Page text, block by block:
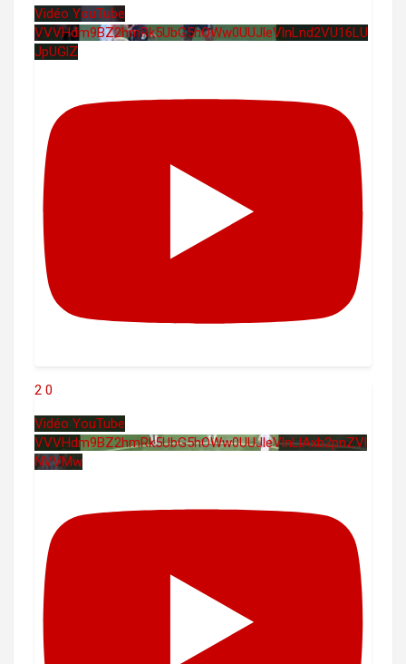
Vidéo YouTube
VVVHdm9BZ2hmRk5UbG5hOWw0UUJleVlnLnd2VU16LU
JpUGlZ
2 0
Vidéo YouTube
VVVHdm9BZ2hmRk5UbG5hOWw0UUJleVlnLlAxb2pnZVl
NVVMw